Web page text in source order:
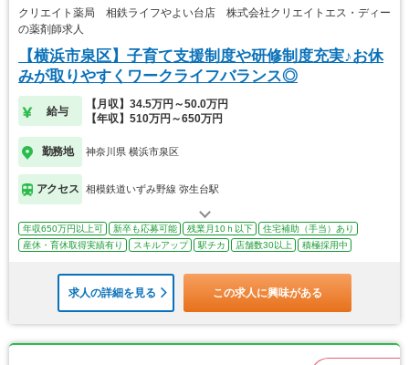
クリエイト薬局 相鉄ライフやよい台店 株式会社クリエイトエス・ディー
の薬剤師求人
【横浜市泉区】子育て支援制度や研修制度充実♪お休
みが取りやすくワークライフバランス◎
給与
【月収】34.5万円～50.0万円
【年収】510万円～650万円
勤務地 神奈川県 横浜市泉区
アクセス 相模鉄道いずみ野線 弥生台駅
年収650万円以上可 新卒も応募可能 残業月10ｈ以下
住宅補助（手当）あり
産休・育休取得実績有り
スキルアップ 駅チカ 店舗数30以上 積極採用中
求人の詳細を見る この求人に興味がある